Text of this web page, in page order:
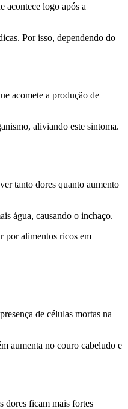
acontece logo após a
Por isso, dependendo do
acomete a produção de
aliviando este sintoma.
tanto dores quanto aumento
água, causando o inchaço.
por alimentos ricos em
de células mortas na
aumenta no couro cabeludo e
dores ficam mais fortes